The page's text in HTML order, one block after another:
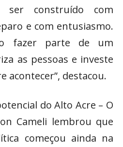
ser construído com
e com entusiasmo.
fazer parte de um
as pessoas e investe
acontecer”, destacou.
do Alto Acre – O
Cameli lembrou que
começou ainda na